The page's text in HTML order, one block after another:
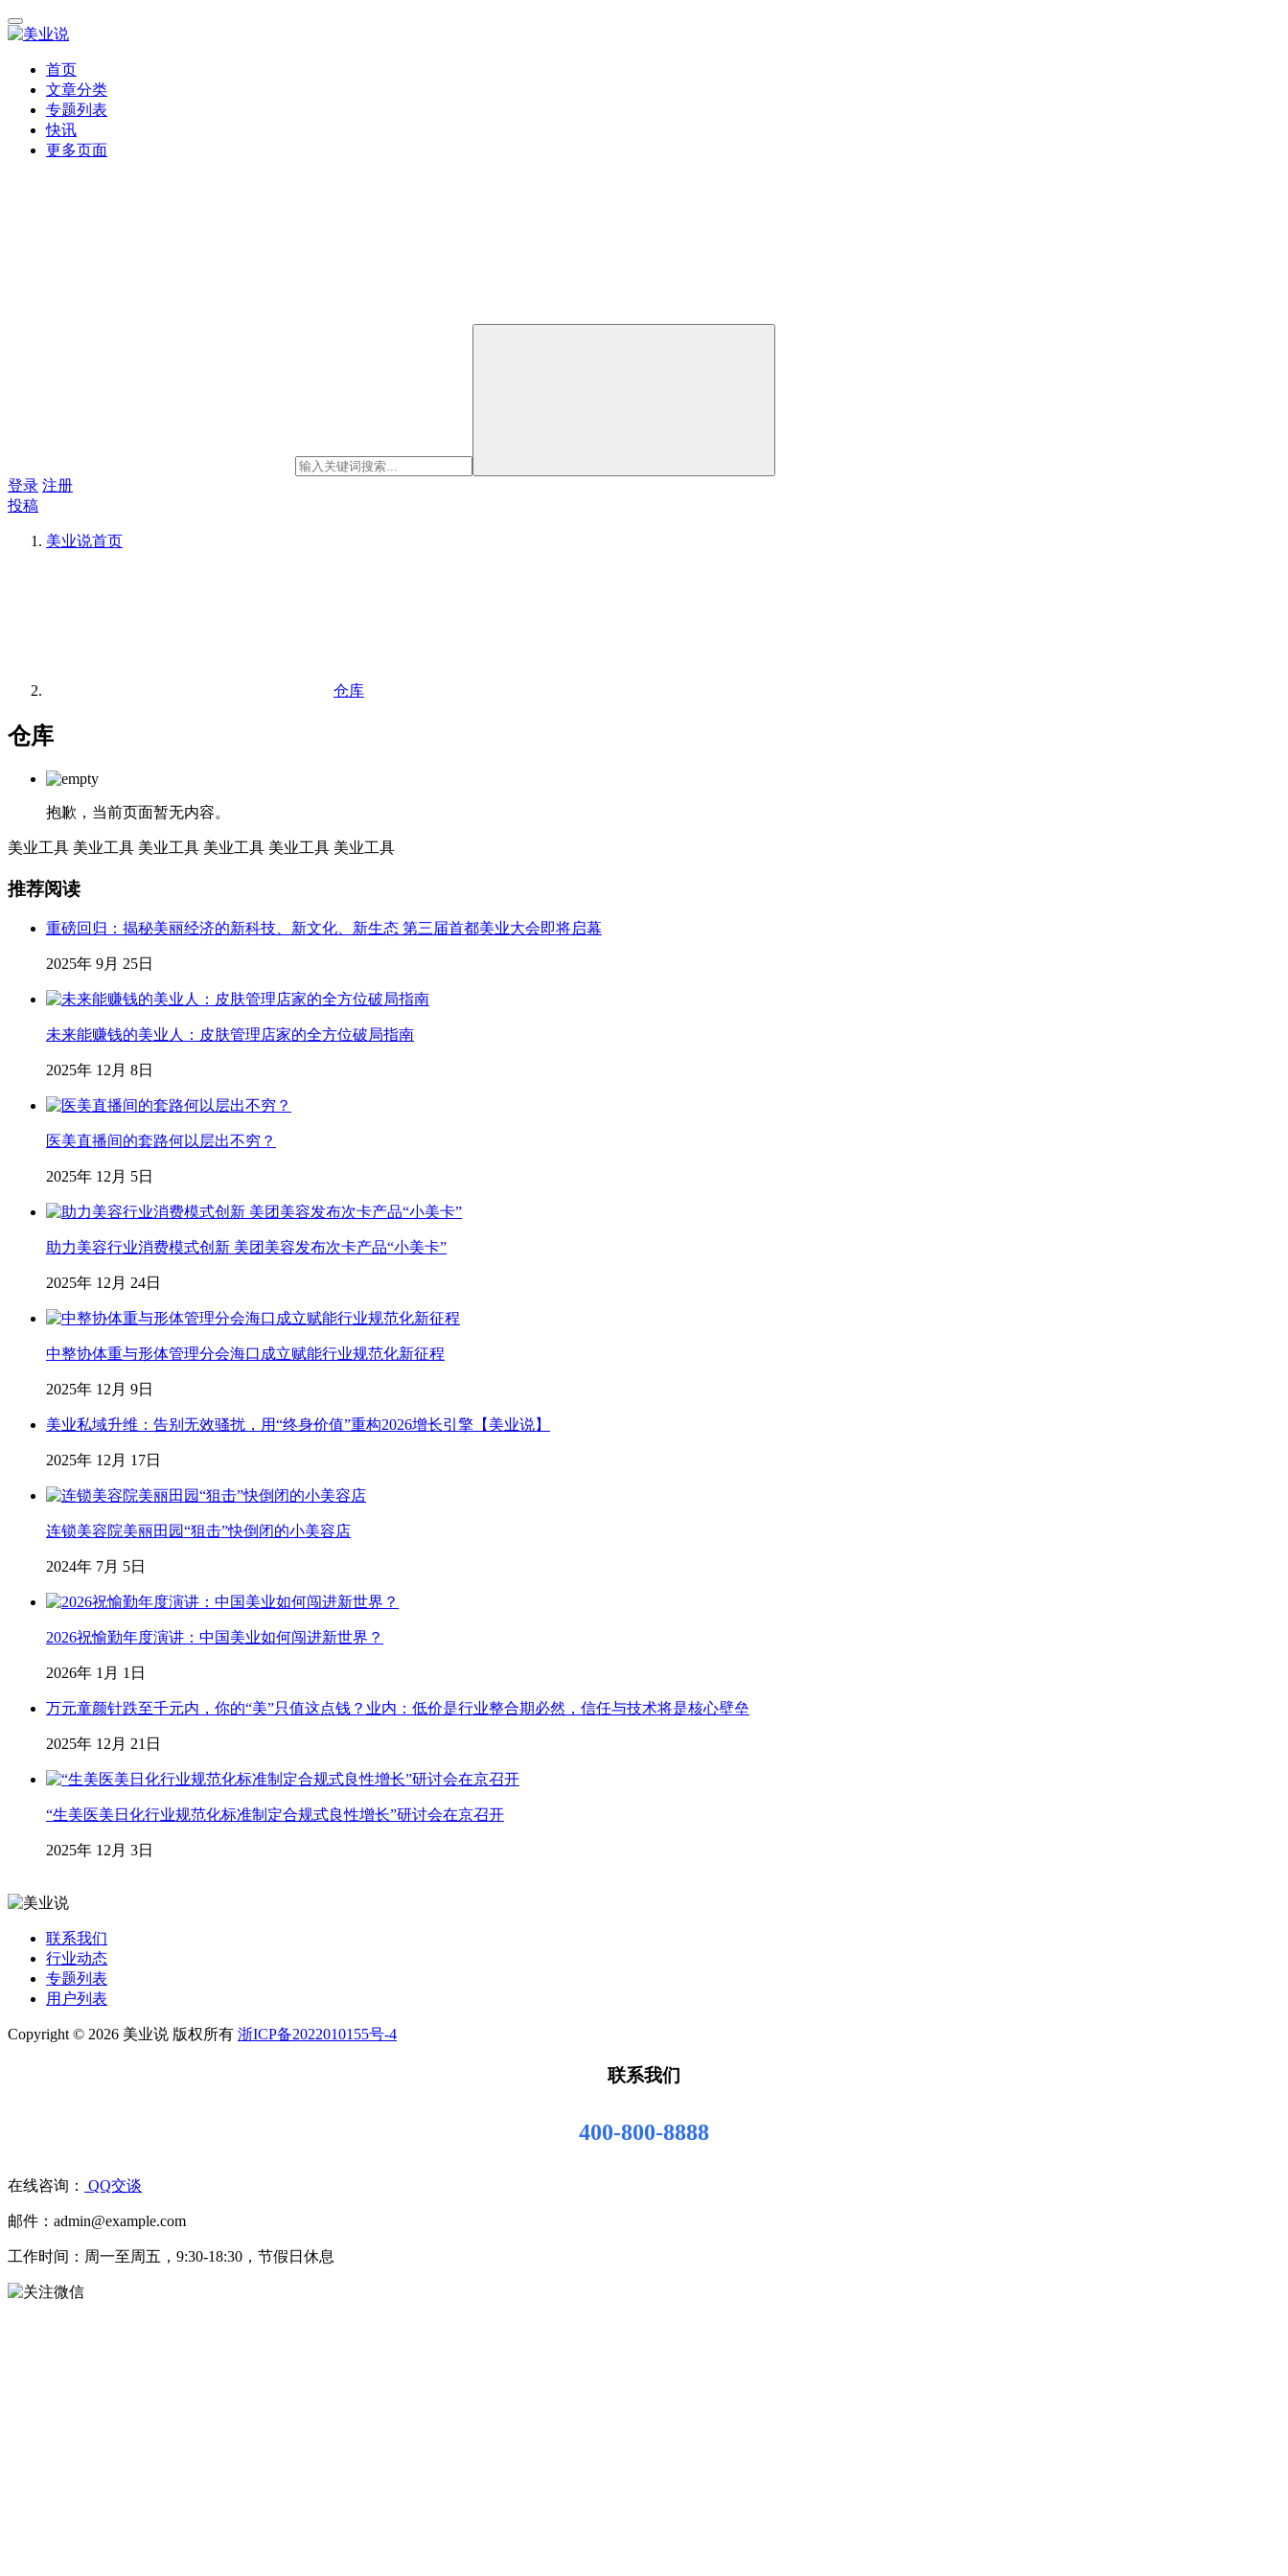
首页
文章分类
专题列表
快讯
更多页面
登录 注册
投稿
美业说首页
仓库
仓库
抱歉，当前页面暂无内容。
美业工具 美业工具 美业工具 美业工具 美业工具 美业工具
推荐阅读
重磅回归：揭秘美丽经济的新科技、新文化、新生态 第三届首都美业大会即将启幕
2025年 9月 25日
未来能赚钱的美业人：皮肤管理店家的全方位破局指南
2025年 12月 8日
医美直播间的套路何以层出不穷？
2025年 12月 5日
助力美容行业消费模式创新 美团美容发布次卡产品“小美卡”
2025年 12月 24日
中整协体重与形体管理分会海口成立赋能行业规范化新征程
2025年 12月 9日
美业私域升维：告别无效骚扰，用“终身价值”重构2026增长引擎【美业说】
2025年 12月 17日
连锁美容院美丽田园“狙击”快倒闭的小美容店
2024年 7月 5日
2026祝愉勤年度演讲：中国美业如何闯进新世界？
2026年 1月 1日
万元童颜针跌至千元内，你的“美”只值这点钱？业内：低价是行业整合期必然，信任与技术将是核心壁垒
2025年 12月 21日
“生美医美日化行业规范化标准制定合规式良性增长”研讨会在京召开
2025年 12月 3日
联系我们
行业动态
专题列表
用户列表
Copyright © 2026 美业说 版权所有 浙ICP备2022010155号-4
联系我们
400-800-8888
在线咨询： QQ交谈
邮件：admin@example.com
工作时间：周一至周五，9:30-18:30，节假日休息